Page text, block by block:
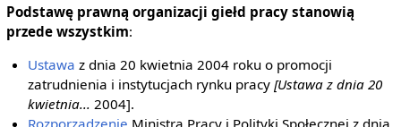
Podstawę prawną organizacji giełd pracy stanowią
przede wszystkim:
Ustawa z dnia 20 kwietnia 2004 roku o promocji
zatrudnienia i instytucjach rynku pracy[Ustawa z dnia 20
kwietnia... 2004].
Rozporządzenie Ministra Pracy i Polityki Społecznej z dnia